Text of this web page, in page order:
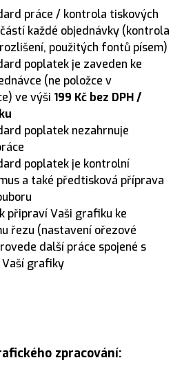
práce / kontrola tiskových
každé objednávky (kontrola
použitých fontů písem)
poplatek je zaveden ke
(ne položce v
ve výši 199 Kč bez DPH /
poplatek nezahrnuje
poplatek je kontrolní
a také předtisková příprava
připraví Vaši grafiku ke
řezu (nastavení ořezové
další práce spojené s
grafiky
zpracování: